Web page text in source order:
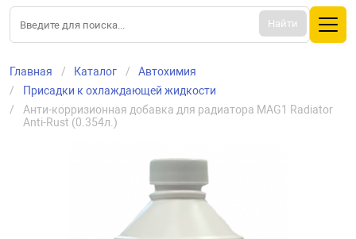
Найти
Главная Каталог
Автохимия
Присадки к охлаждающей жидкости
Анти-корризионная добавка для радиатора MAG1 Radiator
Anti-Rust (0.354л.)